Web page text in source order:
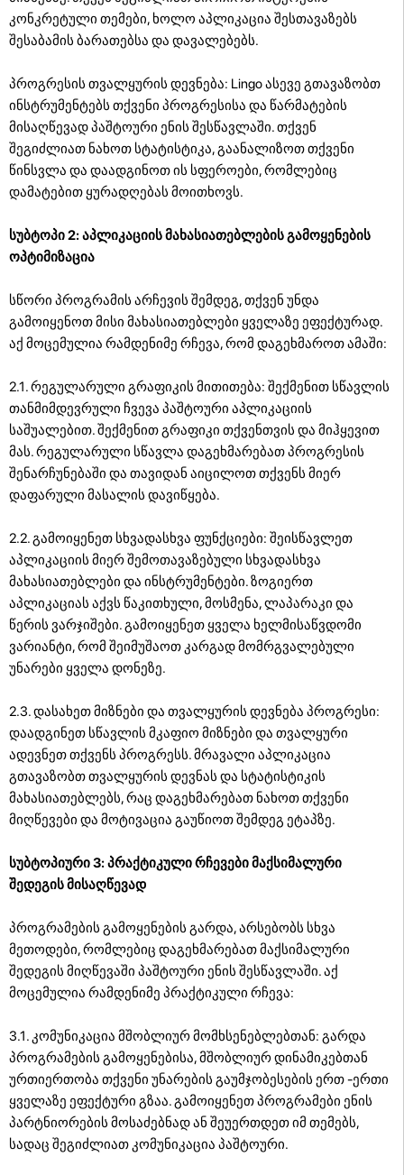
კონკრეტული თემები, ხოლო აპლიკაცია შესთავაზებს
შესაბამის ბარათებსა და დავალებებს.
პროგრესის თვალყურის დევნება: Lingo ასევე გთავაზობთ
ინსტრუმენტებს თქვენი პროგრესისა და წარმატების
მისაღწევად პაშტოური ენის შესწავლაში. თქვენ
შეგიძლიათ ნახოთ სტატისტიკა, გაანალიზოთ თქვენი
წინსვლა და დაადგინოთ ის სფეროები, რომლებიც
დამატებით ყურადღებას მოითხოვს.
სუბტოპი 2: აპლიკაციის მახასიათებლების გამოყენების
ოპტიმიზაცია
სწორი პროგრამის არჩევის შემდეგ, თქვენ უნდა
გამოიყენოთ მისი მახასიათებლები ყველაზე ეფექტურად.
აქ მოცემულია რამდენიმე რჩევა, რომ დაგეხმაროთ ამაში:
2.1. რეგულარული გრაფიკის მითითება: შექმენით სწავლის
თანმიმდევრული ჩვევა პაშტოური აპლიკაციის
საშუალებით. შექმენით გრაფიკი თქვენთვის და მიჰყევით
მას. რეგულარული სწავლა დაგეხმარებათ პროგრესის
შენარჩუნებაში და თავიდან აიცილოთ თქვენს მიერ
დაფარული მასალის დავიწყება.
2.2. გამოიყენეთ სხვადასხვა ფუნქციები: შეისწავლეთ
აპლიკაციის მიერ შემოთავაზებული სხვადასხვა
მახასიათებლები და ინსტრუმენტები. ზოგიერთ
აპლიკაციას აქვს წაკითხული, მოსმენა, ლაპარაკი და
წერის ვარჯიშები. გამოიყენეთ ყველა ხელმისაწვდომი
ვარიანტი, რომ შეიმუშაოთ კარგად მომრგვალებული
უნარები ყველა დონეზე.
2.3. დასახეთ მიზნები და თვალყურის დევნება პროგრესი:
დაადგინეთ სწავლის მკაფიო მიზნები და თვალყური
ადევნეთ თქვენს პროგრესს. მრავალი აპლიკაცია
გთავაზობთ თვალყურის დევნას და სტატისტიკის
მახასიათებლებს, რაც დაგეხმარებათ ნახოთ თქვენი
მიღწევები და მოტივაცია გაუწიოთ შემდეგ ეტაპზე.
სუბტოპიური 3: პრაქტიკული რჩევები მაქსიმალური
შედეგის მისაღწევად
პროგრამების გამოყენების გარდა, არსებობს სხვა
მეთოდები, რომლებიც დაგეხმარებათ მაქსიმალური
შედეგის მიღწევაში პაშტოური ენის შესწავლაში. აქ
მოცემულია რამდენიმე პრაქტიკული რჩევა:
3.1. კომუნიკაცია მშობლიურ მომხსენებლებთან: გარდა
პროგრამების გამოყენებისა, მშობლიურ დინამიკებთან
ურთიერთობა თქვენი უნარების გაუმჯობესების ერთ -ერთი
ყველაზე ეფექტური გზაა. გამოიყენეთ პროგრამები ენის
პარტნიორების მოსაძებნად ან შეუერთდეთ იმ თემებს,
სადაც შეგიძლიათ კომუნიკაცია პაშტოური.